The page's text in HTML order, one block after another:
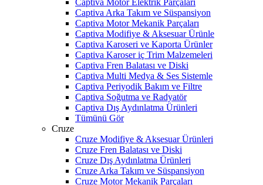
Captiva Motor Elektrik Parçaları
Captiva Arka Takım ve Süspansiyon
Captiva Motor Mekanik Parçaları
Captiva Modifiye & Aksesuar Ürünle
Captiva Karoseri ve Kaporta Ürünler
Captiva Karoser iç Trim Malzemeleri
Captiva Fren Balatası ve Diski
Captiva Multi Medya & Ses Sistemle
Captiva Periyodik Bakım ve Filtre
Captiva Soğutma ve Radyatör
Captiva Dış Aydınlatma Ürünleri
Tümünü Gör
Cruze
Cruze Modifiye & Aksesuar Ürünleri
Cruze Fren Balatası ve Diski
Cruze Dış Aydınlatma Ürünleri
Cruze Arka Takım ve Süspansiyon
Cruze Motor Mekanik Parçaları